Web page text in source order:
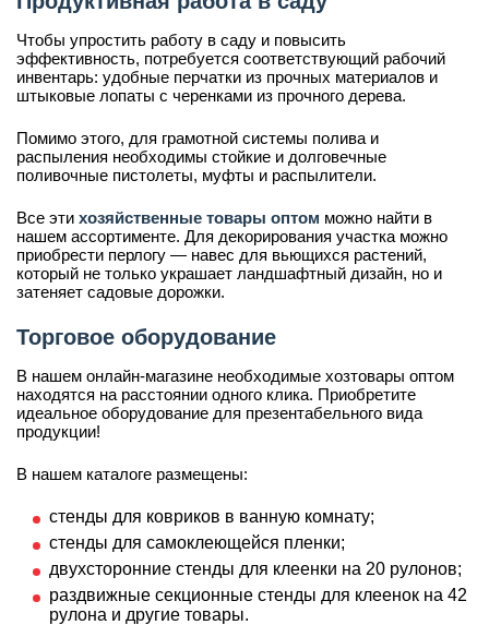
Чтобы упростить работу в саду и повысить
эффективность, потребуется соответствующий рабочий
инвентарь: удобные перчатки из прочных материалов и
штыковые лопаты с черенками из прочного дерева.
Помимо этого, для грамотной системы полива и
распыления необходимы стойкие и долговечные
поливочные пистолеты, муфты и распылители.
Все эти хозяйственные товары оптом можно найти в
нашем ассортименте. Для декорирования участка можно
приобрести перлогу — навес для вьющихся растений,
который не только украшает ландшафтный дизайн, но и
затеняет садовые дорожки.
Торговое оборудование
В нашем онлайн-магазине необходимые хозтовары оптом
находятся на расстоянии одного клика. Приобретите
идеальное оборудование для презентабельного вида
продукции!
В нашем каталоге размещены:
стенды для ковриков в ванную комнату;
стенды для самоклеющейся пленки;
двухсторонние стенды для клеенки на 20 рулонов;
раздвижные секционные стенды для клеенок на 42
рулона и другие товары.